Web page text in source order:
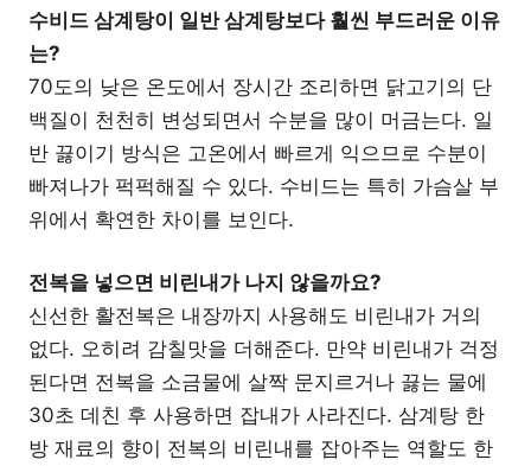
수비드 삼계탕이 일반 삼계탕보다 훨씬 부드러운 이유
는?
70도의 낮은 온도에서 장시간 조리하면 닭고기의 단
백질이 천천히 변성되면서 수분을 많이 머금는다. 일
반 끓이기 방식은 고온에서 빠르게 익으므로 수분이
빠져나가 퍽퍽해질 수 있다. 수비드는 특히 가슴살 부
위에서 확연한 차이를 보인다.
전복을 넣으면 비린내가 나지 않을까요?
신선한 활전복은 내장까지 사용해도 비린내가 거의
없다. 오히려 감칠맛을 더해준다. 만약 비린내가 걱정
된다면 전복을 소금물에 살짝 문지르거나 끓는 물에
30초 데친 후 사용하면 잡내가 사라진다. 삼계탕 한
방 재료의 향이 전복의 비린내를 잡아주는 역할도 한